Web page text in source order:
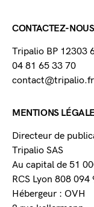
CONTACTEZ-NOUS
Tripalio BP 12303
04 81 65 33 70
contact@tripalio.fr
MENTIONS
Directeur de
Tripalio SAS
Au capital de 51
RCS Lyon 808 094
Hébergeur : OVH